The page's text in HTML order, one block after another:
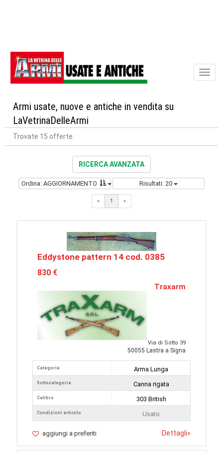
Armi usate, nuove e antiche in vendita su
LaVetrinaDelleArmi
Trovate 15 offerte
RICERCA AVANZATA
Ordina: AGGIORNAMENTO Risultati: 20
« 1 «
Eddystone pattern 14 cod. 0385
830 €
Traxarm
Via di Sotto 39
50055 Lastra a Signa
Categoria
Sottocategoria
Calibro
Condizioni articolo
Arma Lunga
Canna rigata
303 British
Usato
aggiungi a preferiti Dettagli»